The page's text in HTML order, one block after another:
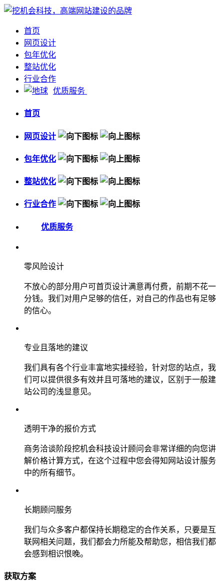
首页
网页设计
包年优化
整站优化
行业合作
优质服务
首页
网页设计
包年优化
整站优化
行业合作
优质服务
零风险设计
不放心的部分用户可首页设计满意再付费，前期不花一
分钱。我们对用户足够的信任，对自己的作品也有足够
的信心。
专业且落地的建议
我们具有各个行业丰富地实操经验，针对您的站点，我
们可以提供很多有效并且可落地的建议，区别于一般建
站公司的浅显意见。
透明干净的报价方式
商务洽谈阶段挖机会科技设计顾问会非常详细的向您讲
解价格计算方式，在这个过程中您会得知网站设计服务
中的所有细节。
长期顾问服务
我们与众多客户都保持长期稳定的合作关系，只要是互
联网相关问题，我们都会力所能及帮助您，相信我们都
会感到相识恨晚。
获取方案